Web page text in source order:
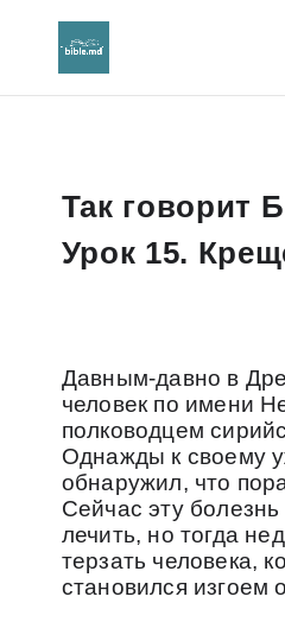
Так говорит
Урок 15.
Давным-давно в
человек по имени
полководцем
Однажды к своему
обнаружил, что
Сейчас эту
лечить, но тогда
терзать человека,
становился изгоем